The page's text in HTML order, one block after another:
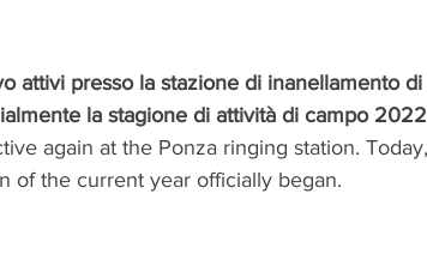
attivi presso la stazione di inanellamento di
la stagione di attività di campo
again at the Ponza ringing station.
of the current year officially began.